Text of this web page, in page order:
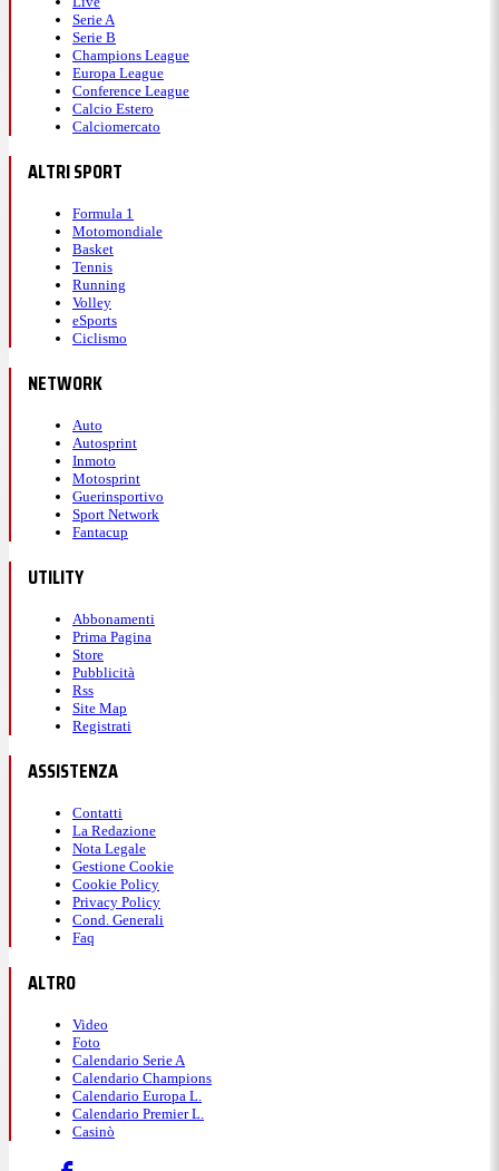
Serie A
Serie B
Champions League
Europa League
Conference League
Calcio Estero
Calciomercato
ALTRI SPORT
Formula 1
Motomondiale
Basket
Tennis
Running
Volley
eSports
Ciclismo
NETWORK
Auto
Autosprint
Inmoto
Motosprint
Guerinsportivo
Sport Network
Fantacup
UTILITY
Abbonamenti
Prima Pagina
Store
Pubblicità
Rss
Site Map
Registrati
ASSISTENZA
Contatti
La Redazione
Nota Legale
Gestione Cookie
Cookie Policy
Privacy Policy
Cond. Generali
Faq
ALTRO
Video
Foto
Calendario Serie A
Calendario Champions
Calendario Europa L.
Calendario Premier L.
Casinò